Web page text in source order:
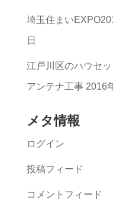
埼玉住まい
日
江戸川区のハウセ
アンテナ工事 2016
メタ情報
ログイン
投稿フィード
コメントフィード